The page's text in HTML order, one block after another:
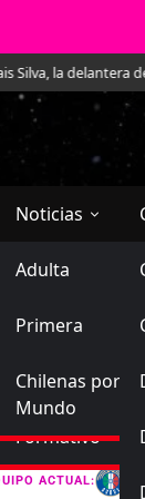
la delantera de
Noticias
Selección
Adulta
Sub-20
Sub-17
Futbol Nacional
Primera
Ascenso
Formativo
Futbol
Chilenas por el
Mundo
ACTUAL: